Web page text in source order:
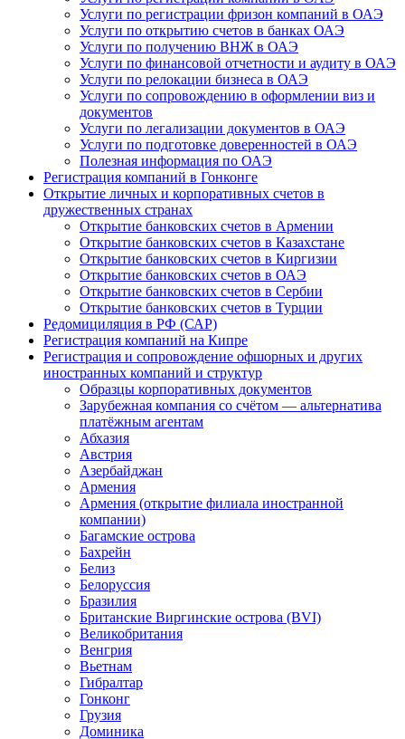
Услуги по регистрации фризон компаний в ОАЭ
Услуги по открытию счетов в банках ОАЭ
Услуги по получению ВНЖ в ОАЭ
Услуги по финансовой отчетности и аудиту в ОАЭ
Услуги по релокации бизнеса в ОАЭ
Услуги по сопровождению в оформлении виз и
документов
Услуги по легализации документов в ОАЭ
Услуги по подготовке доверенностей в ОАЭ
Полезная информация по ОАЭ
Регистрация компаний в Гонконге
Открытие личных и корпоративных счетов в
дружественных странах
Открытие банковских счетов в Армении
Открытие банковских счетов в Казахстане
Открытие банковских счетов в Киргизии
Открытие банковских счетов в ОАЭ
Открытие банковских счетов в Сербии
Открытие банковских счетов в Турции
Редомициляция в РФ (САР)
Регистрация компаний на Кипре
Регистрация и сопровождение офшорных и других
иностранных компаний и структур
Образцы корпоративных документов
Зарубежная компания со счётом — альтернатива
платёжным агентам
Абхазия
Австрия
Азербайджан
Армения
Армения (открытие филиала иностранной
компании)
Багамские острова
Бахрейн
Белиз
Белоруссия
Бразилия
Британские Виргинские острова (BVI)
Великобритания
Венгрия
Вьетнам
Гибралтар
Гонконг
Грузия
Доминика